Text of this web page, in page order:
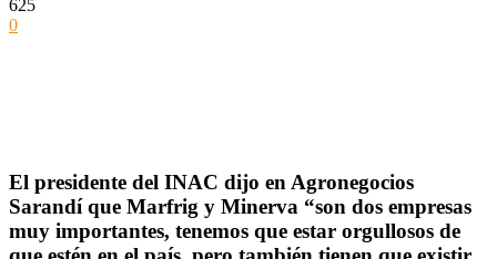
625
0
El presidente del INAC dijo en Agronegocios
Sarandí que Marfrig y Minerva “son dos empresas
muy importantes, tenemos que estar orgullosos de